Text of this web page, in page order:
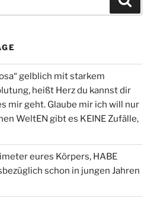
gelblich mit starkem
heißt Herz du kannst dir
mir geht. Glaube mir ich will nur
WeltEN gibt es KEINE Zufälle,
eures Körpers, HABE
schon in jungen Jahren